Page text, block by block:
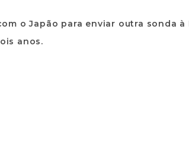
o Japão para enviar outra sonda à
anos.